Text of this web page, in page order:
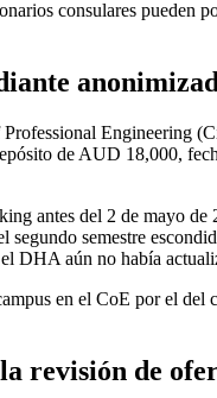
consulares
Engineering
de AUD 18,000,
antes del 2 de mayo
semestre
DHA aún no había
en el CoE por el del
revisión de